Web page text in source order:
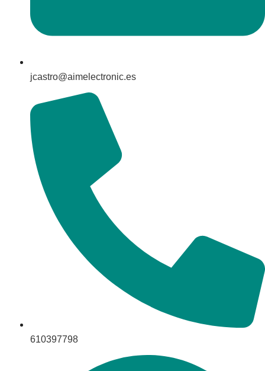
jcastro@aimelectronic.es
610397798